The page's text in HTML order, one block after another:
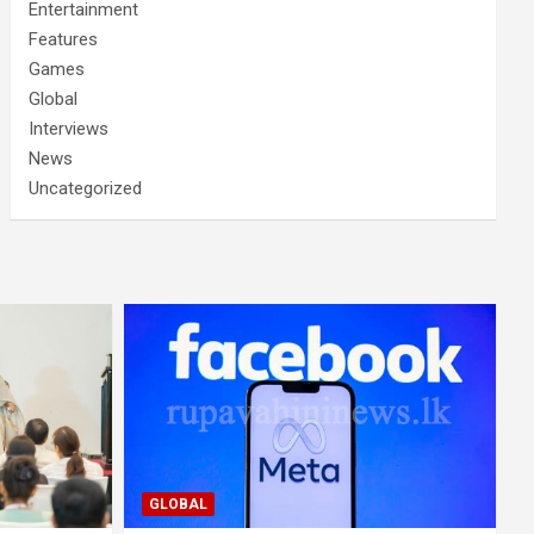
Entertainment
Features
Games
Global
Interviews
News
Uncategorized
GLOBAL